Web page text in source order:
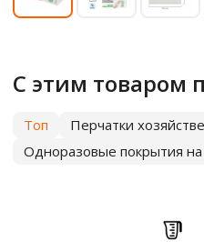
С этим товаром
Топ Перчатки
Одноразовые покрытия на